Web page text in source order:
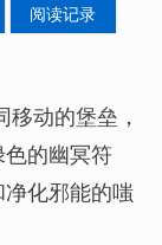
阅读记录
动的堡垒，
的幽冥符
化邪能的嗤